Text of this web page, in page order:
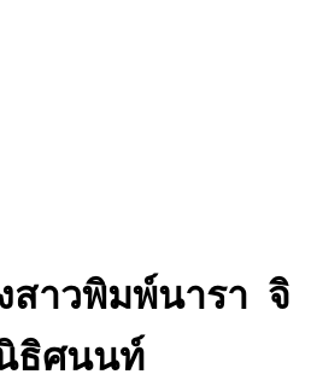
สาวพิมพ์นารา จิ
ธิศนนท์